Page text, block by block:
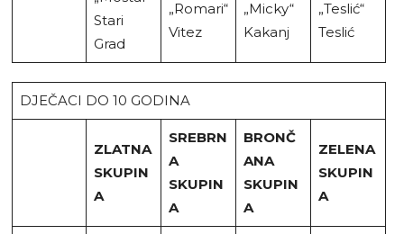
Stari
Grad
„Romari“
Vitez
„Micky“
Kakanj
„Teslić“
Teslić
DJEČACI DO 10 GODINA
ZLATNA
SKUPIN
A
SREBRN
A
SKUPIN
A
BRONČ
ANA
SKUPIN
A
ZELENA
SKUPIN
A